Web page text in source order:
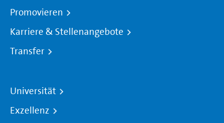
Promovieren
Karriere & Stellenangebote
Transfer
Universität
Exzellenz